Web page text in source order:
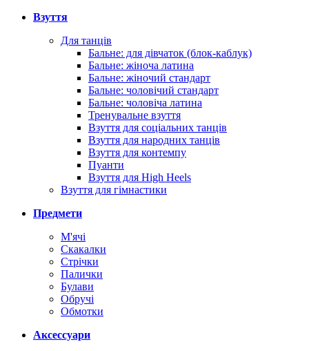
Взуття
Для танців
Бальне: для дівчаток (блок-каблук)
Бальне: жіноча латина
Бальне: жіночий стандарт
Бальне: чоловічий стандарт
Бальне: чоловіча латина
Тренувальне взуття
Взуття для соціальних танців
Взуття для народних танців
Взуття для контемпу
Пуанти
Взуття для High Heels
Взуття для гімнастики
Предмети
М'ячі
Скакалки
Стрічки
Палички
Булави
Обручі
Обмотки
Аксессуари